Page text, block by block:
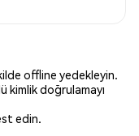
offline yedekleyin.
kimlik doğrulamayı
edin.